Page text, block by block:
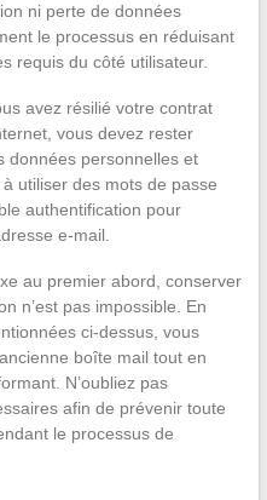
ni perte de données
le processus en réduisant
requis du côté utilisateur.
avez résilié votre contrat
vous devez rester
données personnelles et
utiliser des mots de passe
authentification pour
e-mail.
au premier abord, conserver
n’est pas impossible. En
ci-dessus, vous
boîte mail tout en
N’oubliez pas
afin de prévenir toute
le processus de